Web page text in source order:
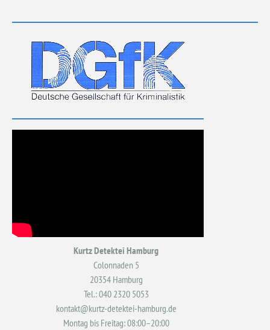
Kurtz Detektei Hamburg
Colonnaden 5
20354 Hamburg
Tel.: 040 2320 5053
kontakt@kurtz-detektei-hamburg.de
Montag bis Freitag: 08:00–20:00